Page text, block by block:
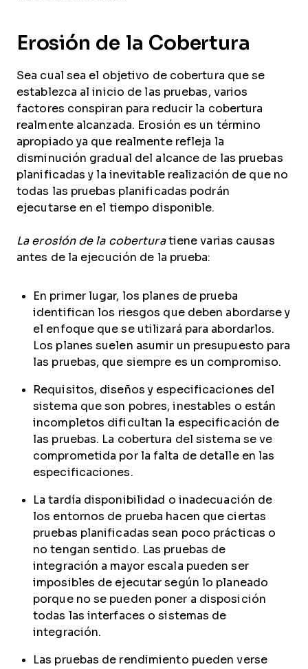
Erosión de la Cobertura
Sea cual sea el objetivo de cobertura que se
establezca al inicio de las pruebas, varios
factores conspiran para reducir la cobertura
realmente alcanzada. Erosión es un término
apropiado ya que realmente refleja la
disminución gradual del alcance de las pruebas
planificadas y la inevitable realización de que no
todas las pruebas planificadas podrán
ejecutarse en el tiempo disponible.
La erosión de la coberturatiene varias causas
antes de la ejecución de la prueba:
En primer lugar, los planes de prueba
identifican los riesgos que deben abordarse y
el enfoque que se utilizará para abordarlos.
Los planes suelen asumir un presupuesto para
las pruebas, que siempre es un compromiso.
Requisitos, diseños y especificaciones del
sistema que son pobres, inestables o están
incompletos dificultan la especificación de
las pruebas. La cobertura del sistema se ve
comprometida por la falta de detalle en las
especificaciones.
La tardía disponibilidad o inadecuación de
los entornos de prueba hacen que ciertas
pruebas planificadas sean poco prácticas o
no tengan sentido. Las pruebas de
integración a mayor escala pueden ser
imposibles de ejecutar según lo planeado
porque no se pueden poner a disposición
todas las interfaces o sistemas de
integración.
Las pruebas de rendimiento pueden verse